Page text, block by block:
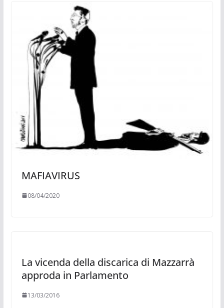
MAFIAVIRUS
08/04/2020
La vicenda della discarica di Mazzarrà
approda in Parlamento
13/03/2016